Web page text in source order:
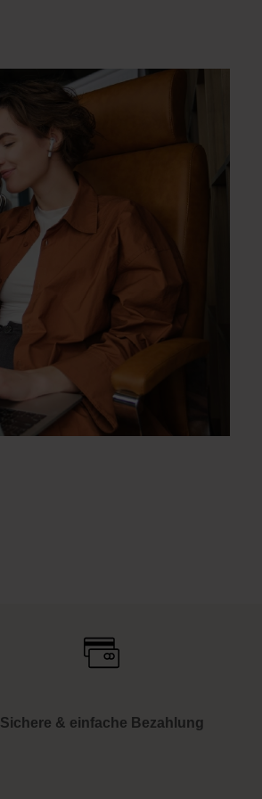
Sichere & einfache Bezahlung